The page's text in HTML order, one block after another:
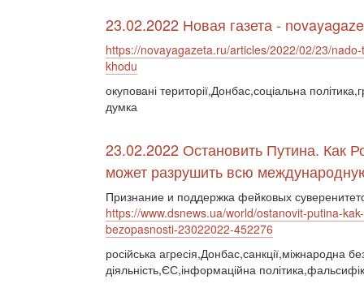
23.02.2022 Новая газета -
https://novayagazeta.ru/articles/2022/02/23/
khodu
окуповані території,Донбас,соціальна
думка
23.02.2022 Остановить Путина. Как
может разрушить всю
Признание и поддержка фейковых
https://www.dsnews.ua/world/ostanovit-putina-
bezopasnosti-23022022-452276
російська агресія,Донбас,санкції,міжнародна
діяльність,ЄС,інформаційна